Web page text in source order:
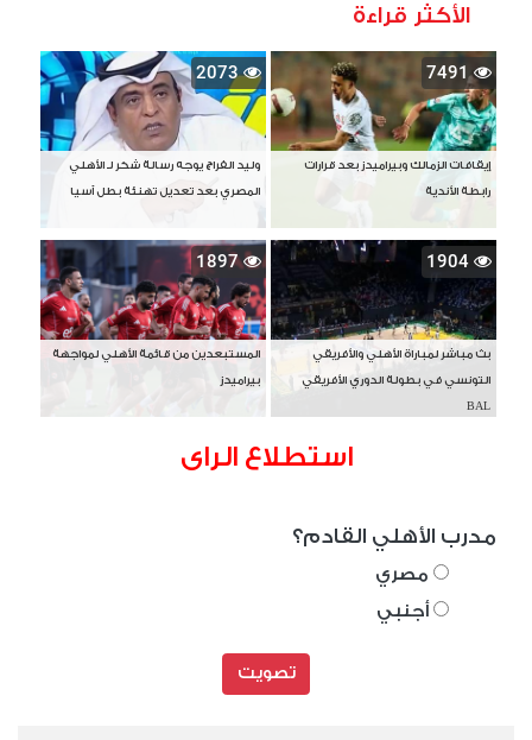
الأكثر قراءة
7491
إيقافات الزمالك وبيراميدز بعد قرارات
رابطة الأندية
2073
وليد الفراج يوجه رسالة شكر لـ الأهلي
المصري بعد تعديل تهنئة بطل آسيا
1904
بث مباشر لمباراة الأهلي والأفريقي
التونسي في بطولة الدوري الأفريقي
BAL
1897
المستبعدين من قائمة الأهلي لمواجهة
بيراميدز
استطلاع الراى
مدرب الأهلي القادم؟
مصري
أجنبي
تصويت